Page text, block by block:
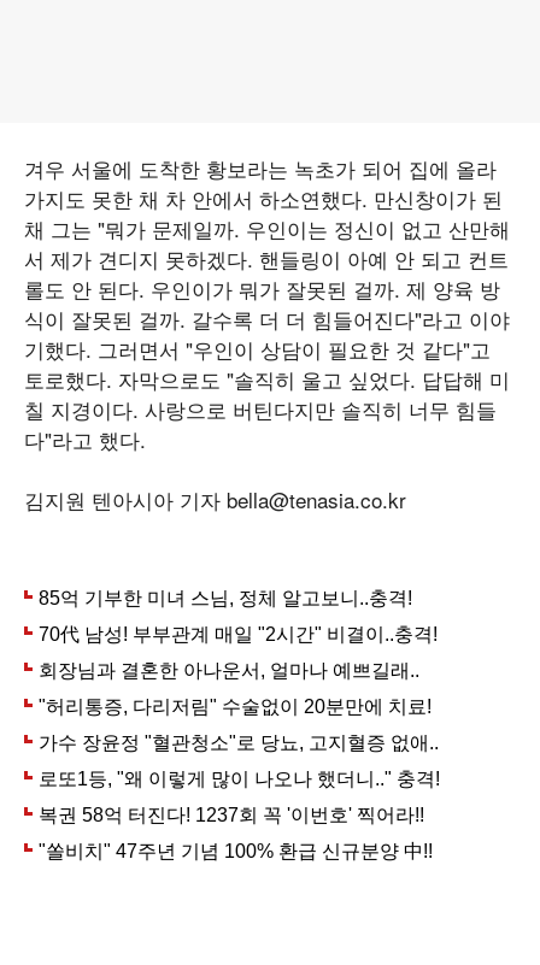
겨우 서울에 도착한 황보라는 녹초가 되어 집에 올라
가지도 못한 채 차 안에서 하소연했다. 만신창이가 된
채 그는 "뭐가 문제일까. 우인이는 정신이 없고 산만해
서 제가 견디지 못하겠다. 핸들링이 아예 안 되고 컨트
롤도 안 된다. 우인이가 뭐가 잘못된 걸까. 제 양육 방
식이 잘못된 걸까. 갈수록 더 더 힘들어진다"라고 이야
기했다. 그러면서 "우인이 상담이 필요한 것 같다"고
토로했다. 자막으로도 "솔직히 울고 싶었다. 답답해 미
칠 지경이다. 사랑으로 버틴다지만 솔직히 너무 힘들
다"라고 했다.
김지원 텐아시아 기자 bella@tenasia.co.kr